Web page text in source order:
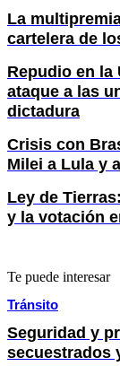
La
cartelera de
Repudio en la
ataque a las
dictadura
Crisis con
Milei a Lula y
Ley de
y la votación
Te puede interesar
Tránsito
Seguridad y
secuestrados